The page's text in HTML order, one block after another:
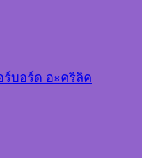
ร์บอร์ด อะคริลิค